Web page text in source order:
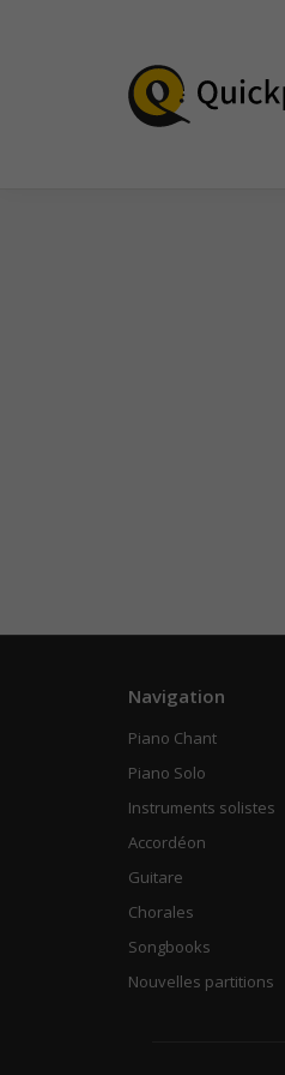
Navigation
Piano Chant
Piano Solo
Instruments solistes
Accordéon
Guitare
Chorales
Songbooks
Nouvelles partitions